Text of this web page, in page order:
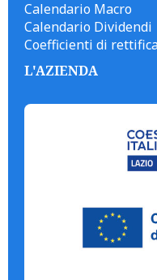
Calendario Macro
Calendario Dividendi
Coefficienti di
L'AZIENDA